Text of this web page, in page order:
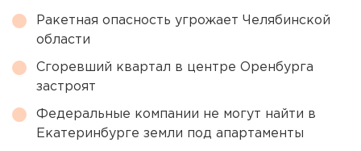
Ракетная опасность угрожает Челябинской
области
Сгоревший квартал в центре Оренбурга
застроят
Федеральные компании не могут найти в
Екатеринбурге земли под апартаменты